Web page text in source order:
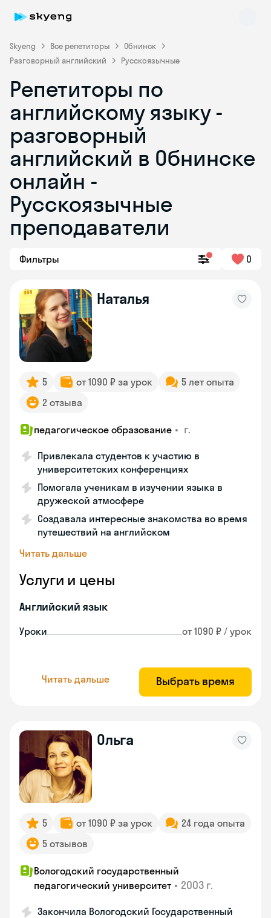
Skyeng Все репетиторы
Обнинск
Разговорный английский
Русскоязычные
Репетиторы по
английскому языку -
разговорный
английский в Обнинске
онлайн -
Русскоязычные
преподаватели
Фильтры 0
Наталья
5 от 1090 ₽ за урок
5 лет опыта
2 отзыва
педагогическое образование • г.
Привлекала студентов к участию в
университетских конференциях
Помогала ученикам в изучении языка в
дружеской атмосфере
Создавала интересные знакомства во время
путешествий на английском
Читать дальше
Услуги и цены
Английский язык
Уроки от 1090 ₽ / урок
Читать дальше Выбрать время
Ольга
5 от 1090 ₽ за урок
24 года опыта
5 отзывов
Вологодский государственный
педагогический университет • 2003 г.
Закончила Вологодский Государственный
Skyeng Chat